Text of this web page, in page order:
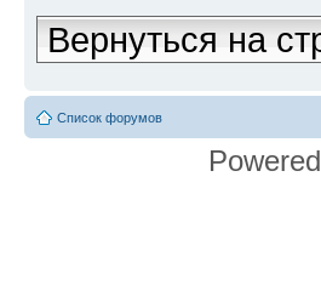
Вернуться на
Список форумов